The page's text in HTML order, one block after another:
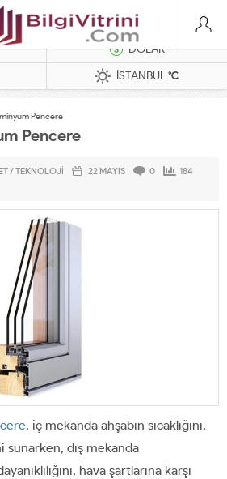
DOLAR
İSTANBUL°C
Pencere
Pencere
/TEKNOLOJI 22 MAYIS 0
184
, iç mekanda ahşabın sıcaklığını,
sunarken, dış mekanda
hava şartlarına karşı